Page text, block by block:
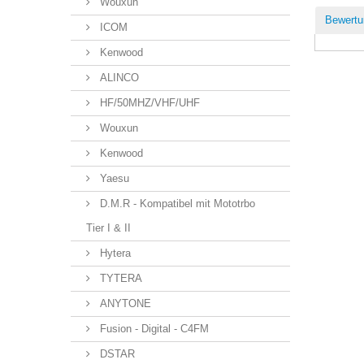
ICOM
Kenwood
ALINCO
HF/50MHZ/VHF/UHF
Wouxun
Kenwood
Yaesu
D.M.R - Kompatibel mit Mototrbo
Tier I & II
Hytera
TYTERA
ANYTONE
Fusion - Digital - C4FM
DSTAR